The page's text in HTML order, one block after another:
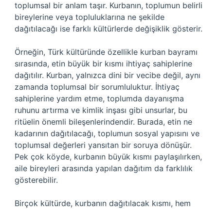
toplumsal bir anlam taşır. Kurbanın, toplumun belirli
bireylerine veya topluluklarına ne şekilde
dağıtılacağı ise farklı kültürlerde değişiklik gösterir.
Örneğin, Türk kültüründe özellikle kurban bayramı
sırasında, etin büyük bir kısmı ihtiyaç sahiplerine
dağıtılır. Kurban, yalnızca dini bir vecibe değil, aynı
zamanda toplumsal bir sorumluluktur. İhtiyaç
sahiplerine yardım etme, toplumda dayanışma
ruhunu artırma ve kimlik inşası gibi unsurlar, bu
ritüelin önemli bileşenlerindendir. Burada, etin ne
kadarının dağıtılacağı, toplumun sosyal yapısını ve
toplumsal değerleri yansıtan bir soruya dönüşür.
Pek çok köyde, kurbanın büyük kısmı paylaşılırken,
aile bireyleri arasında yapılan dağıtım da farklılık
gösterebilir.
Birçok kültürde, kurbanın dağıtılacak kısmı, hem